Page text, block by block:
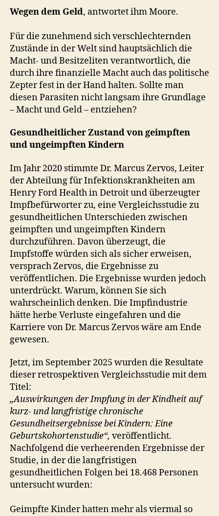
Wegen dem Geld, antwortet ihm Moore.
Für die zunehmend sich verschlechternden
Zustände in der Welt sind hauptsächlich die
Macht- und Besitzeliten verantwortlich, die
durch ihre finanzielle Macht auch das politische
Zepter fest in der Hand halten. Sollte man
diesen Parasiten nicht langsam ihre Grundlage
– Macht und Geld – entziehen?
Gesundheitlicher Zustand von geimpften
und ungeimpften Kindern
Im Jahr 2020 stimmte Dr. Marcus Zervos, Leiter
der Abteilung für Infektionskrankheiten am
Henry Ford Health in Detroit und überzeugter
Impfbefürworter zu, eine Vergleichsstudie zu
gesundheitlichen Unterschieden zwischen
geimpften und ungeimpften Kindern
durchzuführen. Davon überzeugt, die
Impfstoffe würden sich als sicher erweisen,
versprach Zervos, die Ergebnisse zu
veröffentlichen. Die Ergebnisse wurden jedoch
unterdrückt. Warum, können Sie sich
wahrscheinlich denken. Die Impfindustrie
hätte herbe Verluste eingefahren und die
Karriere von Dr. Marcus Zervos wäre am Ende
gewesen.
Jetzt, im September 2025 wurden die Resultate
dieser retrospektiven Vergleichsstudie mit dem
Titel:
„Auswirkungen der Impfung in der Kindheit auf
kurz- und langfristige chronische
Gesundheitsergebnisse bei Kindern: Eine
Geburtskohortenstudie“, veröffentlicht.
Nachfolgend die verheerenden Ergebnisse der
Studie, in der die langfristigen
gesundheitlichen Folgen bei 18.468 Personen
untersucht wurden:
Geimpfte Kinder hatten mehr als viermal so